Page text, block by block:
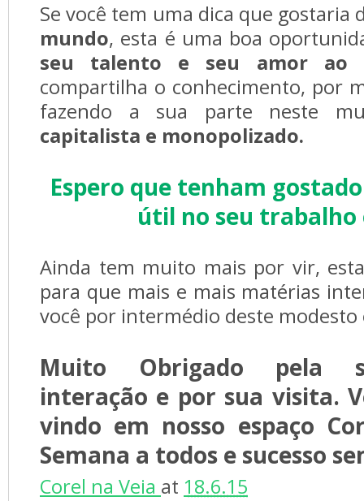
Se você tem uma dica que gostaria
mundo, esta é uma boa
seu talento e seu amor ao
compartilha o conhecimento, por
fazendo a sua parte neste
capitalista e monopolizado.
Espero que tenham
útil no seu trabalho
Ainda tem muito mais por vir,
para que mais e mais matérias
você por intermédio deste modesto
Muito Obrigado pela
interação e por sua visita.
vindo em nosso espaço
Semana a todos e sucesso
Corel na Veia at 18.6.15